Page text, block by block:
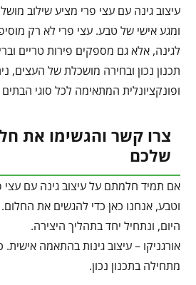
עיצוב גינה עם עצי פרי מציע שילוב
ומגע אישי של טבע. עצי פרי לא רק מוסיפים
לגינה, אלא גם מספקים פירות טריים
תכנון נכון ובחירה מושכלת של העצים,
ופונקציונלית המתאימה לכל סוגי
צרו קשר והגשימו את
שלכם
אם תמיד חלמתם על עיצוב גינה עם עצי
וטבע, אנחנו כאן כדי להגשים את
היום, ונתחיל יחד בתהליך היצירה.
אורגניקו – עיצוב גינות בהתאמה
מתחילה בתכנון נכון.